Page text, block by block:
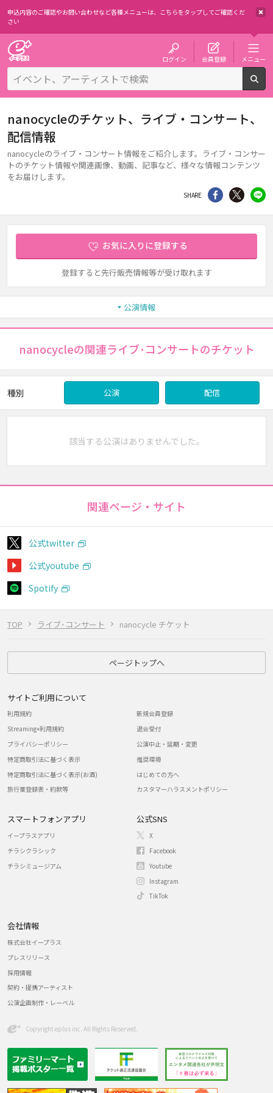
申込内容のご確認やお問い合わせなど各種メニューは、 こちらをタップしてご確認くだ
さい
ログイン 会員登録 メニュー
TOP ライブ･コンサート nanocycle チケット
nanocycleのチケット、ライブ・コンサート、
配信情報
nanocycleのライブ・コンサート情報をご紹介します。ライブ・コンサー
トのチケット情報や関連画像、動画、記事など、様々な情報コンテンツ
をお届けします。
SHARE シェア Twitter
お気に入りに登録する
登録すると先行販売情報等が受け取れます
公演情報
nanocycleの関連ライブ･コンサートのチケット
種別 公演 配信
該当する公演はありませんでした。
関連ページ・サイト
公式twitter
公式youtube
Spotify
ページトップへ
サイトご利用について
利用規約
Streaming+利用規約
プライバシーポリシー
特定商取引法に基づく表示
特定商取引法に基づく表示(お酒)
旅行業登録表・約款等
新規会員登録
退会受付
公演中止・延期・変更
推奨環境
はじめての方へ
カスタマーハラスメントポリシー
スマートフォンアプリ
イープラスアプリ
チラシクラシック
チラシミュージアム
公式SNS
X
Facebook
Youtube
Instagram
TikTok
会社情報
株式会社イープラス
プレスリリース
採用情報
契約・提携アーティスト
公演企画制作・レーベル
Copyright eplus inc. All Rights Reserved.